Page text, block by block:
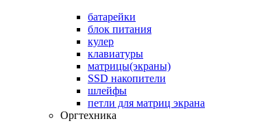
батарейки
блок питания
кулер
клавиатуры
матрицы(экраны)
SSD накопители
шлейфы
петли для матриц экрана
Оргтехника